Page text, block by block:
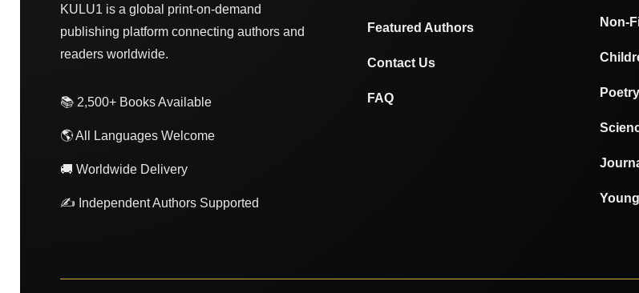
KULU1 is a global print-on-demand
publishing platform connecting authors and
readers worldwide.
📚 2,500+ Books Available
🌎 All Languages Welcome
🚚 Worldwide Delivery
✍️ Independent Authors Supported
Featured Authors
Contact Us
FAQ
Non-
Poetry